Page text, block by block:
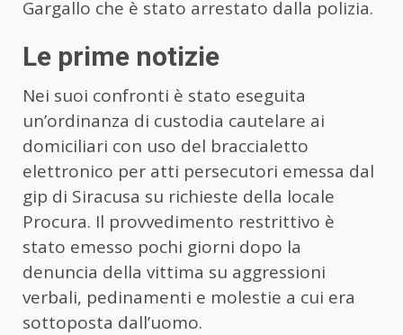
Gargallo che è stato arrestato dalla polizia.
Le prime notizie
Nei suoi confronti è stato eseguita
un’ordinanza di custodia cautelare ai
domiciliari con uso del braccialetto
elettronico per atti persecutori emessa dal
gip di Siracusa su richieste della locale
Procura. Il provvedimento restrittivo è
stato emesso pochi giorni dopo la
denuncia della vittima su aggressioni
verbali, pedinamenti e molestie a cui era
sottoposta dall’uomo.